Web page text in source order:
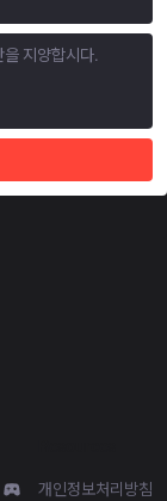
개인정보처리방침